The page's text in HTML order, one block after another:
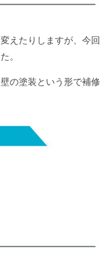
えたりしますが、今回
。
の塗装という形で補修